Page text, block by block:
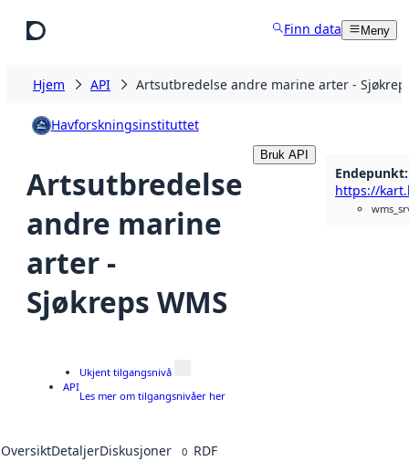
Finn data Meny
Hjem API Artsutbredelse andre marine arter -
Havforskningsinstituttet
Artsutbredelse
andre marine
arter -
Sjøkreps WMS
Bruk API
Endepunkt:
API
Ukjent tilgangsnivå
Les mer om tilgangsnivåer her
OversiktDetaljerDiskusjoner 0 RDF